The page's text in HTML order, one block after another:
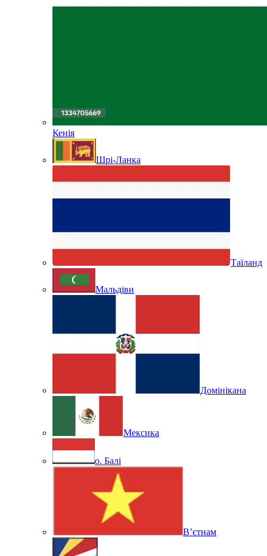
Кенія
Шрі-Ланка
Таїланд
Мальдіви
Домінікана
Мексика
о. Балі
В’єтнам